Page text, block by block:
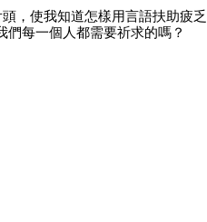
，使我知道怎樣用言語扶助疲
每一個人都需要祈求的嗎？